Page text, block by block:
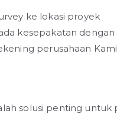
ke lokasi proyek
kesepakatan
perusahaan Kami
solusi penting